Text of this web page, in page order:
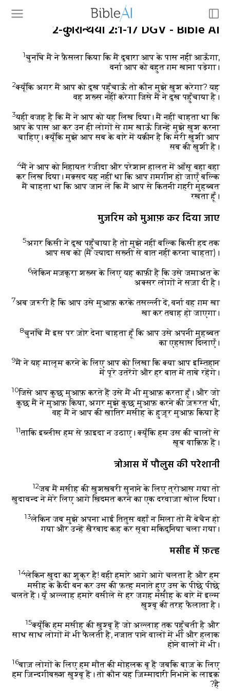
२-कुरिन्थियों 2:1-17 DGV - Bible AI
1चुनाँचे मैं ने फ़ैसला किया कि मैं दुबारा आप के पास नहीं आऊँगा,
वर्ना आप को बहुत ग़म खाना पड़ेगा।
2क्यूँकि अगर मैं आप को दुख पहुँचाऊँ तो कौन मुझे ख़ुश करेगा? यह
वह शख़्स नहीं करेगा जिसे मैं ने दुख पहुँचाया है।
3यही वजह है कि मैं ने आप को यह लिख दिया। मैं नहीं चाहता था कि
आप के पास आ कर उन ही लोगों से ग़म खाऊँ जिन्हें मुझे ख़ुश करना
चाहिए। क्यूँकि मुझे आप सब के बारे में यक़ीन है कि मेरी ख़ुशी आप
सब की ख़ुशी है।
4मैं ने आप को निहायत रंजीदा और परेशान हालत में आँसू बहा बहा
कर लिख दिया। मक़्सद यह नहीं था कि आप ग़मगीन हो जाएँ बल्कि
मैं चाहता था कि आप जान लें कि मैं आप से कितनी गहरी मुहब्बत
रखता हूँ।
मुजरिम को मुआफ़ कर दिया जाए
5अगर किसी ने दुख पहुँचाया है तो मुझे नहीं बल्कि किसी हद तक
आप सब को (मैं ज़्यादा सख़्ती से बात नहीं करना चाहता)।
6लेकिन मज़कूरा शख़्स के लिए यह काफ़ी है कि उसे जमाअत के
अक्सर लोगों ने सज़ा दी है।
7अब ज़रूरी है कि आप उसे मुआफ़ करके तसल्ली दें, वर्ना वह ग़म खा
खा कर तबाह हो जाएगा।
8चुनाँचे मैं इस पर ज़ोर देना चाहता हूँ कि आप उसे अपनी मुहब्बत
का एहसास दिलाएँ।
9मैं ने यह मालूम करने के लिए आप को लिखा कि क्या आप इम्तिहान
में पूरे उतरेंगे और हर बात में ताबे रहेंगे।
10जिसे आप कुछ मुआफ़ करते हैं उसे मैं भी मुआफ़ करता हूँ। और जो
कुछ मैं ने मुआफ़ किया, अगर मुझे कुछ मुआफ़ करने की ज़रूरत थी,
वह मैं ने आप की ख़ातिर मसीह के हुज़ूर मुआफ़ किया है
11ताकि इब्लीस हम से फ़ाइदा न उठाए। क्यूँकि हम उस की चालों से
ख़ूब वाक़िफ़ हैं।
त्रोआस में पौलुस की परेशानी
12जब मैं मसीह की ख़ुशख़बरी सुनाने के लिए त्रोआस गया तो
ख़ुदावन्द ने मेरे लिए आगे ख़िदमत करने का एक दरवाज़ा खोल दिया।
13लेकिन जब मुझे अपना भाई तितुस वहाँ न मिला तो मैं बेचैन हो
गया और उन्हें ख़ैरबाद कह कर सूबा मकिदुनिया चला गया।
मसीह में फ़त्ह
14लेकिन ख़ुदा का शुक्र है! वही हमारे आगे आगे चलता है और हम
मसीह के क़ैदी बन कर उस की फ़त्ह मनाते हुए उस के पीछे पीछे
चलते हैं। यूँ अल्लाह हमारे वसीले से हर जगह मसीह के बारे में इल्म
ख़ुश्बू की तरह फैलाता है।
15क्यूँकि हम मसीह की ख़ुश्बू हैं जो अल्लाह तक पहुँचती है और
साथ साथ लोगों में भी फैलती है, नजात पाने वालों में भी और हलाक
होने वालों में भी।
16बाज़ लोगों के लिए हम मौत की मोहलक बू हैं जबकि बाज़ के लिए
हम ज़िन्दगीबख़्श ख़ुश्बू हैं। तो कौन यह ज़िम्मादारी निभाने के लाइक़
है?